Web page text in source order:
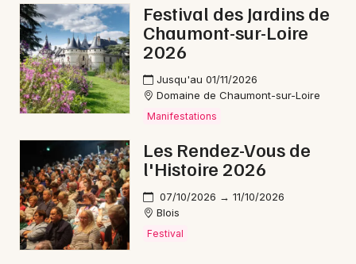
Sorties & loisirs
Fête de la musique dans le Loir-et-Cher
Fête de la musique dans le Centre
Fête de la musique dans le Centre-Val de Loire
Newsletter des sorties
Festival des Jardins de
Chaumont-sur-Loire
2026
Jusqu'au 01/11/2026
Domaine de Chaumont-sur-Loire
Manifestations
Les Rendez-Vous de
l'Histoire 2026
07/10/2026 → 11/10/2026
Blois
Festival